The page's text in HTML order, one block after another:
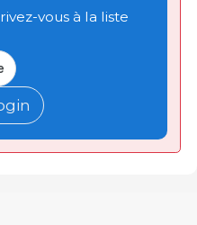
vous à la liste